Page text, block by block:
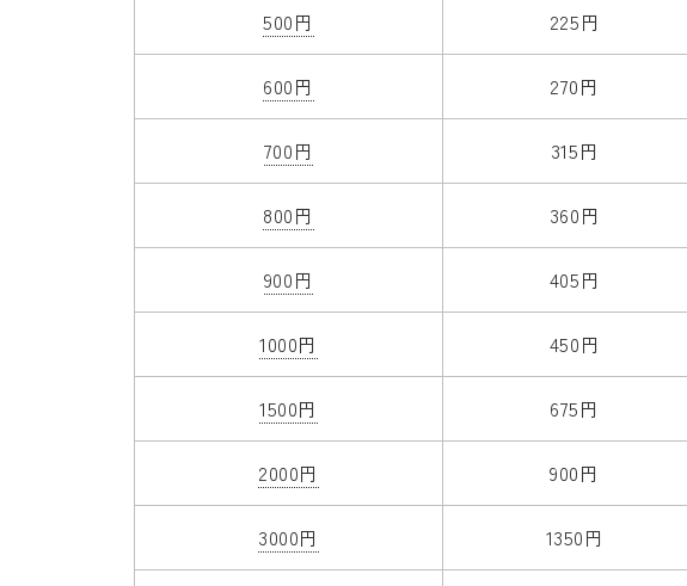
500円 225円
600円 270円
700円 315円
800円 360円
900円 405円
1000円 450円
1500円 675円
2000円 900円
3000円 1350円